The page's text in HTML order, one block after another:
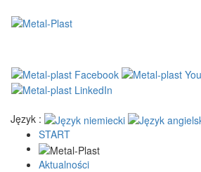
Język :
START
Aktualności